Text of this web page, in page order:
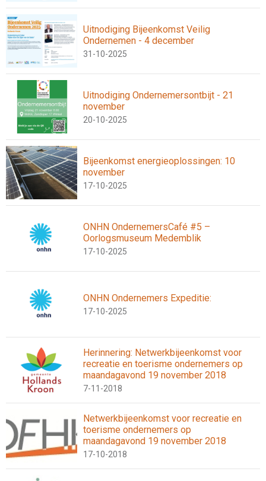
Uitnodiging Bijeenkomst Veilig
Ondernemen - 4 december
31-10-2025
Uitnodiging Ondernemersontbijt - 21
november
20-10-2025
Bijeenkomst energieoplossingen: 10
november
17-10-2025
ONHN OndernemersCafé #5 –
Oorlogsmuseum Medemblik
17-10-2025
ONHN Ondernemers Expeditie:
17-10-2025
Herinnering: Netwerkbijeenkomst voor
recreatie en toerisme ondernemers op
maandagavond 19 november 2018
7-11-2018
Netwerkbijeenkomst voor recreatie en
toerisme ondernemers op
maandagavond 19 november 2018
17-10-2018